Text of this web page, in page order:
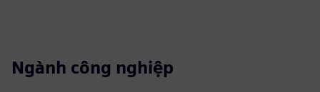
Ngành công nghiệp